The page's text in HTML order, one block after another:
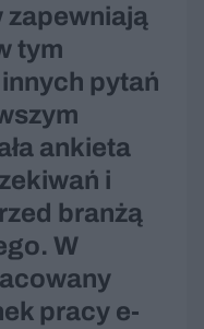
tym
pytań
ankieta
i
branżą
W
pracy e-